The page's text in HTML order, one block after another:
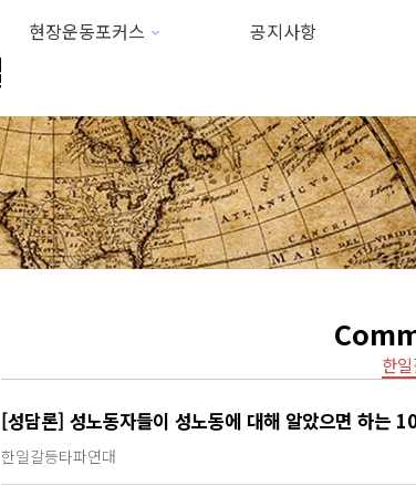
현장운동포커스 공지사항
하위분류
한
[성담론] 성노동자들이 성노동에 대해 알았으면 하
한일갈등타파연대